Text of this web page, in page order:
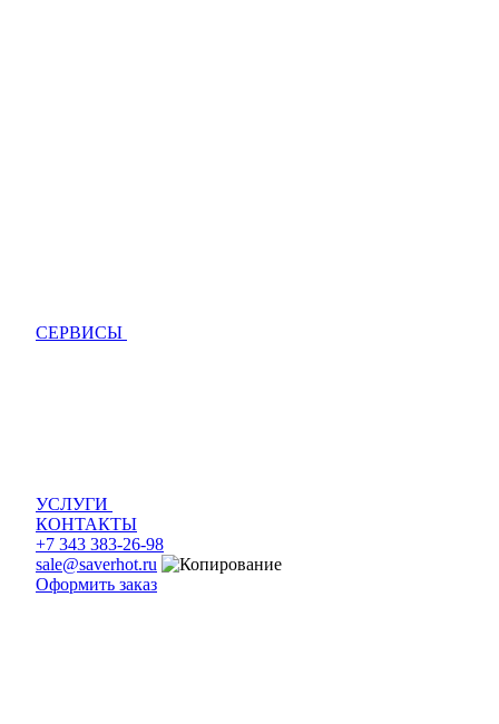
СЕРВИСЫ
УСЛУГИ
КОНТАКТЫ
+7 343 383-26-98
sale@saverhot.ru
Оформить заказ